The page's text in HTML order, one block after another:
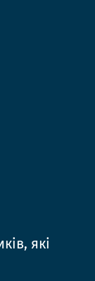
які